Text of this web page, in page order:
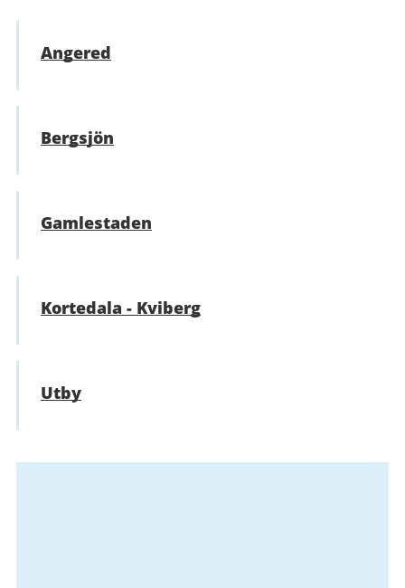
Angered
Bergsjön
Gamlestaden
Kortedala - Kviberg
Utby